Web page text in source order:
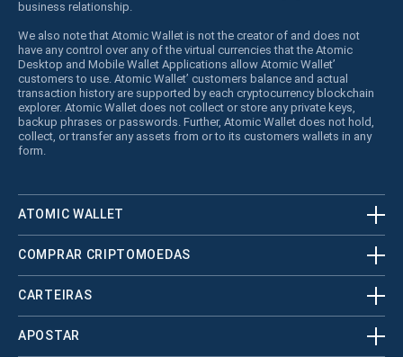
business relationship.
We also note that Atomic Wallet is not the creator of and does not
have any control over any of the virtual currencies that the Atomic
Desktop and Mobile Wallet Applications allow Atomic Wallet’
customers to use. Atomic Wallet’ customers balance and actual
transaction history are supported by each cryptocurrency blockchain
explorer. Atomic Wallet does not collect or store any private keys,
backup phrases or passwords. Further, Atomic Wallet does not hold,
collect, or transfer any assets from or to its customers wallets in any
form.
ATOMIC WALLET
COMPRAR CRIPTOMOEDAS
CARTEIRAS
APOSTAR